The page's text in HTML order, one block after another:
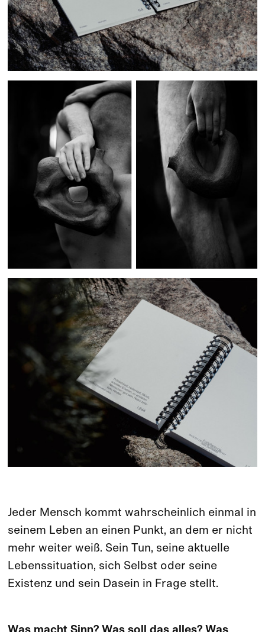
Jeder Mensch kommt wahrscheinlich einmal in
seinem Leben an einen Punkt, an dem er nicht
mehr weiter weiß. Sein Tun, seine aktuelle
Lebenssituation, sich Selbst oder seine
Existenz und sein Dasein in Frage stellt.